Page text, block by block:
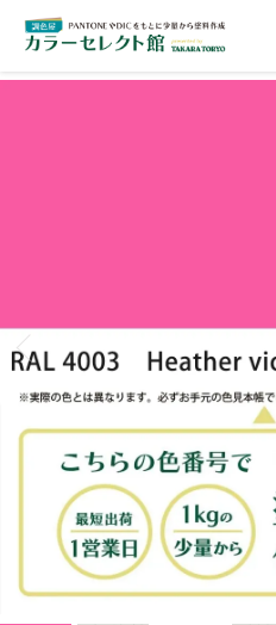
ホーム RAL CLASSICの色から塗料を探す